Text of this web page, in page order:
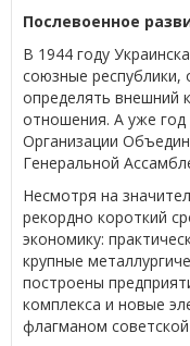
Послевоенное
В 1944 году
союзные республики,
определять внешний
отношения. А уже год
Организации
Генеральной
Несмотря на
рекордно короткий
экономику:
крупные
построены
комплекса и новые
флагманом